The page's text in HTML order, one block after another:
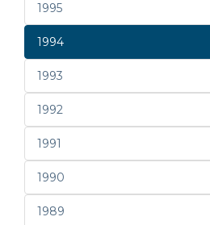
1995
1994
1993
1992
1991
1990
1989